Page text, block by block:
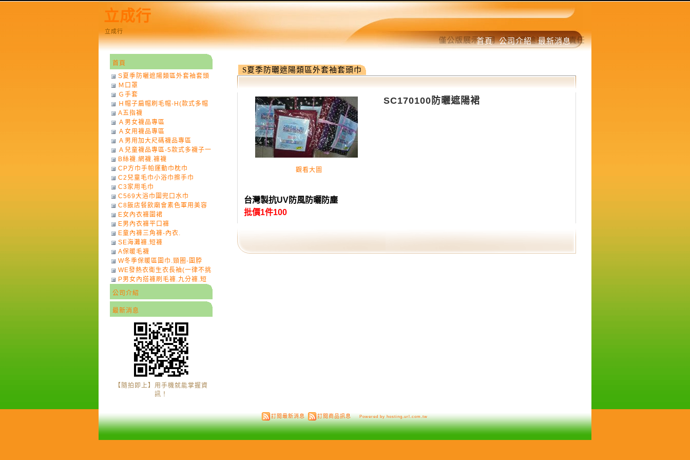
立成行
立成行
首頁 公司介紹 最新消息
S夏季防曬遮陽類區外套袖套頭巾
觀看大圖
SC170100防曬遮陽裙
台灣製抗UV防風防曬防塵
批價1件100
首頁
S夏季防曬遮陽類區外套袖套頭
巾
Ｍ口罩
Ｇ手套
Ｈ帽子扁帽刷毛帽-H(款式多帽
子一律不挑色)
A五指襪
Ａ男女襪品專區
Ａ女用襪品專區
Ａ男用加大尺碼襪品專區
Ａ兒童襪品專區-5款式多襪子一
律不挑款式花色)
B絲襪.網襪.褲襪
CP方巾手帕運動巾枕巾
C2兒童毛巾小浴巾擦手巾
C3家用毛巾
C569大浴巾圍兜口水巾
C8飯店餐飲廟會素色軍用美容
巾
E女內衣褲圍裙
E男內衣褲平口褲
E童內褲三角褲-內衣.
SE海灘褲.短褲
A保暖毛襪
W冬季保暖區圍巾.頸圈-圍脖
WE發熱衣衛生衣長袖(一律不挑
色)-7
P男女內搭褲刷毛褲.九分褲.短
褲
公司介紹
最新消息
【隨拍即上】用手機就能掌握資
訊！
訂閱最新消息 訂閱商品訊息 Powered by hosting.url.com.tw